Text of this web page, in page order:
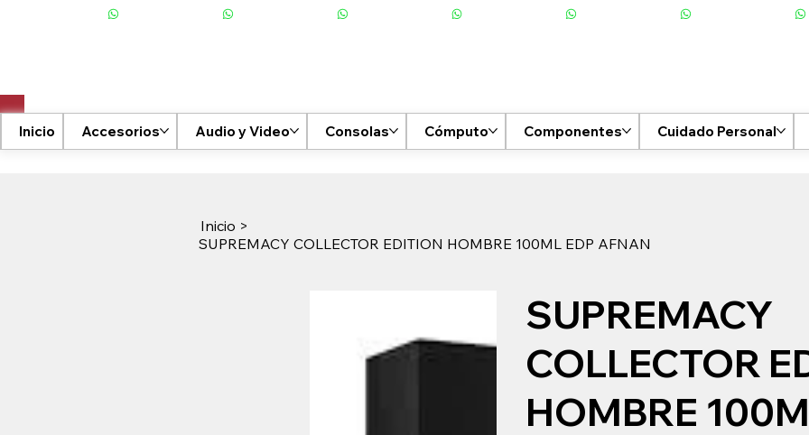
Inicio Accesorios Audio y Video Consolas Cómputo Componentes Cuidado Personal
Inicio >
SUPREMACY COLLECTOR EDITION HOMBRE 100ML EDP AFNAN
SUPREMACY
COLLECTOR
HOMBRE